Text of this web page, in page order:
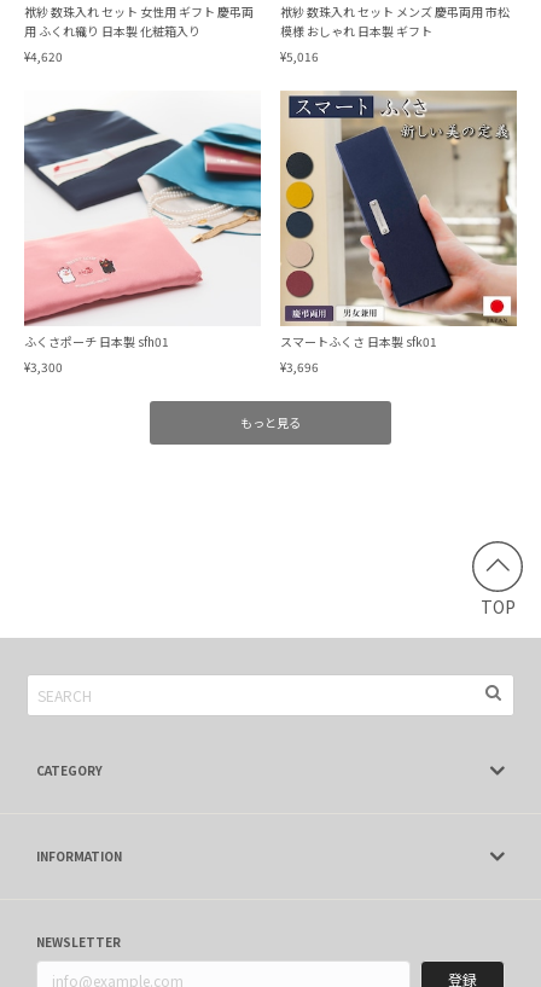
袱紗 数珠入れ セット 女性用 ギフト 慶弔両
用 ふくれ織り 日本製 化粧箱入り
¥4,620
袱紗 数珠入れ セット メンズ 慶弔両用 市松
模様 おしゃれ 日本製 ギフト
¥5,016
ふくさポーチ 日本製 sfh01
¥3,300
スマートふくさ 日本製 sfk01
¥3,696
もっと見る
TOP
CATEGORY
INFORMATION
NEWSLETTER
登録